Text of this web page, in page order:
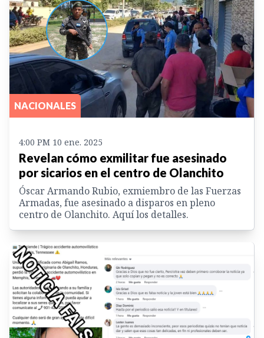
NACIONALES
4:00 PM 10 ene. 2025
Revelan cómo exmilitar fue asesinado
por sicarios en el centro de Olanchito
Óscar Armando Rubio, exmiembro de las Fuerzas
Armadas, fue asesinado a disparos en pleno
centro de Olanchito. Aquí los detalles.